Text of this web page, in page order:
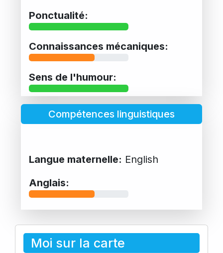
Ponctualité:
Connaissances mécaniques:
Sens de l'humour:
Compétences linguistiques
Langue maternelle: English
Anglais:
Moi sur la carte